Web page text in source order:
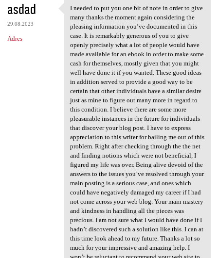
asdad
29.08.2023
Adres
I needed to put you one bit
I needed to put you one bit of note in order to give
many thanks the moment again considering the
pleasing information you’ve documented in this
case. It is remarkably generous of you to give
openly precisely what a lot of people would have
made available for an ebook in order to make some
cash for themselves, mostly given that you might
well have done it if you wanted. These good ideas
in addition served to provide a good way to be
certain that other individuals have a similar desire
just as mine to figure out many more in regard to
this condition. I believe there are some more
pleasurable instances in the future for individuals
that discover your blog post. I have to express
appreciation to this writer for bailing me out of this
problem. Right after checking through the the net
and finding notions which were not beneficial, I
figured my life was over. Being alive devoid of the
answers to the issues you’ve resolved through your
main posting is a serious case, and ones which
could have negatively damaged my career if I had
not come across your web blog. Your main mastery
and kindness in handling all the pieces was
precious. I am not sure what I would have done if I
hadn’t discovered such a solution like this. I can at
this time look ahead to my future. Thanks a lot so
much for your impressive and amazing help. I